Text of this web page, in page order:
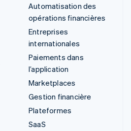
Automatisation des
opérations financières
Entreprises
internationales
Paiements dans
l’application
Marketplaces
Gestion financière
Plateformes
SaaS